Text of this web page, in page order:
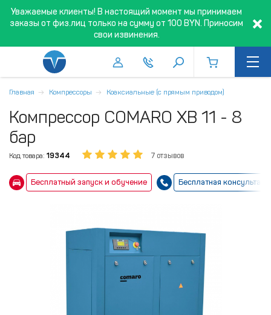
Уважаемые клиенты! В настоящий момент мы принимаем
заказы от физ.лиц только на сумму от 100 BYN. Приносим
свои извинения.
Главная Компрессоры Коаксиальные (с прямым приводом)
Компрессор COMARO XB 11 - 8
бар
Код товара: 19344 7 отзывов
Бесплатный запуск и обучение Бесплатная